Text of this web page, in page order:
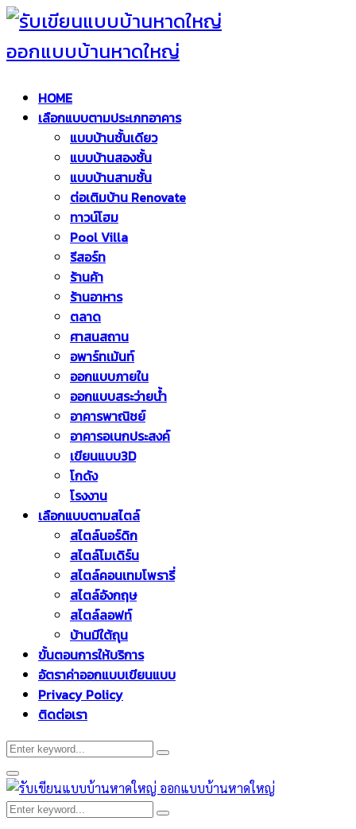
HOME
เลือกแบบตามประเภทอาคาร
แบบบ้านชั้นเดียว
แบบบ้านสองชั้น
แบบบ้านสามชั้น
ต่อเติมบ้าน Renovate
ทาวน์โฮม
Pool Villa
รีสอร์ท
ร้านค้า
ร้านอาหาร
ตลาด
ศาสนสถาน
อพาร์ทเม้นท์
ออกแบบภายใน
ออกแบบสระว่ายน้ำ
อาคารพาณิชย์
อาคารอเนกประสงค์
เขียนแบบ3D
โกดัง
โรงงาน
เลือกแบบตามสไตล์
สไตล์นอร์ดิก
สไตล์โมเดิร์น
สไตล์คอนเทมโพรารี่
สไตล์อังกฤษ
สไตล์ลอฟท์
บ้านมีใต้ถุน
ขั้นตอนการให้บริการ
อัตราค่าออกแบบเขียนแบบ
Privacy Policy
ติดต่อเรา
Search
for:
Search
Primary
Menu
Search
Search